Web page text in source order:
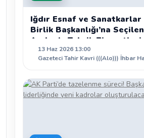
Iğdır Esnaf ve Sanatkarlar
Birlik Başkanlığı’na
Arslan’a Tebrik Ziyaretleri
13 Haz 2026 13:00
Gazeteci Tahir Kavri (((Alo))) İhbar